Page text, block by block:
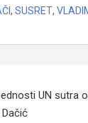
, SUSRET,
UN sutra